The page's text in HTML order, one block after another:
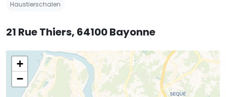
Haustierschalen
21 Rue Thiers, 64100 Bayonne
+
−